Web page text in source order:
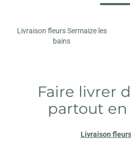
Livraison fleurs Sermaize les
bains
Faire livrer
partout en
Livraison